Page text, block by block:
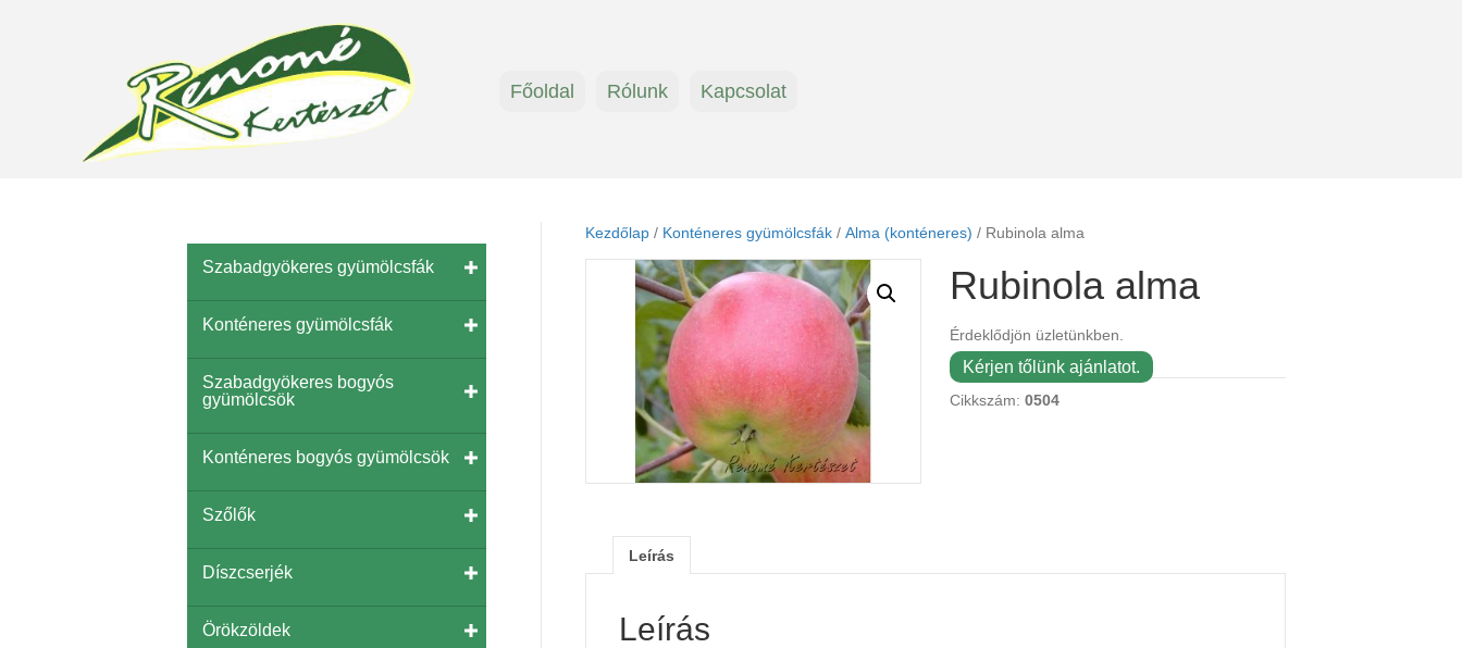
Főoldal Rólunk Kapcsolat
Kezdőlap / Konténeres gyümölcsfák / Alma (konténeres) / Rubinola alma
Rubinola alma
Érdeklődjön üzletünkben.
Kérjen tőlünk ajánlatot.
Cikkszám: 0504
Leírás
Leírás
Szabadgyökeres gyümölcsfák
Konténeres gyümölcsfák
Szabadgyökeres bogyós
gyümölcsök
Konténeres bogyós gyümölcsök
Szőlők
Díszcserjék
Örökzöldek